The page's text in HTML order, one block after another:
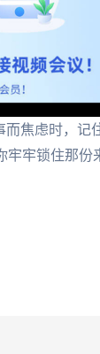
焦虑时，记
牢锁住那